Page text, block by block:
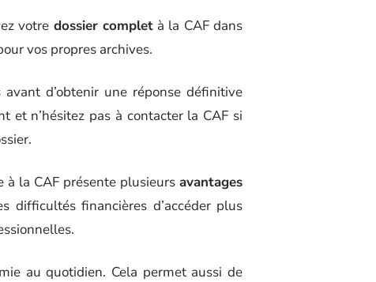
votre dossier completà la CAF dans
vos propres archives.
d’obtenir une réponse définitive
et n’hésitez pas à contacter la CAF si
à la CAF présente plusieurs avantages
difficultés financières d’accéder plus
au quotidien. Cela permet aussi de